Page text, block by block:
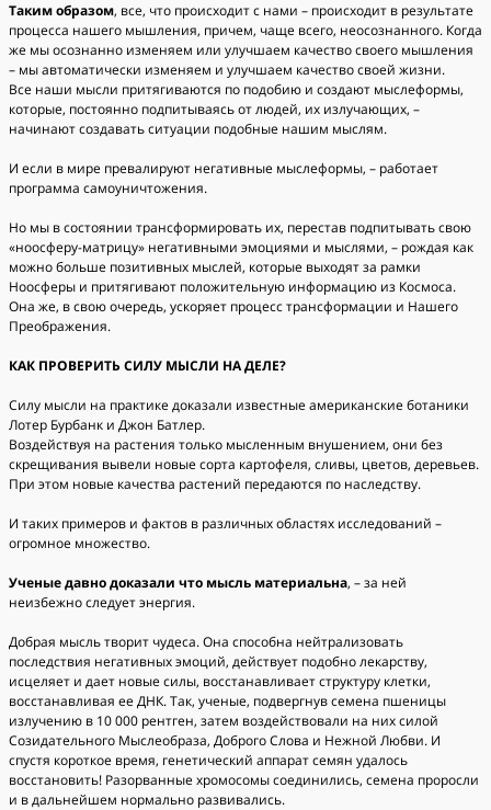
Таким образом, все, что происходит с нами – происходит в результате
процесса нашего мышления, причем, чаще всего, неосознанного. Когда
же мы осознанно изменяем или улучшаем качество своего мышления
– мы автоматически изменяем и улучшаем качество своей жизни.
Все наши мысли притягиваются по подобию и создают мыслеформы,
которые, постоянно подпитываясь от людей, их излучающих, –
начинают создавать ситуации подобные нашим мыслям.
И если в мире превалируют негативные мыслеформы, – работает
программа самоуничтожения.
Но мы в состоянии трансформировать их, перестав подпитывать свою
«ноосферу-матрицу» негативными эмоциями и мыслями, – рождая как
можно больше позитивных мыслей, которые выходят за рамки
Ноосферы и притягивают положительную информацию из Космоса.
Она же, в свою очередь, ускоряет процесс трансформации и Нашего
Преображения.
КАК ПРОВЕРИТЬ СИЛУ МЫСЛИ НА ДЕЛЕ?
Силу мысли на практике доказали известные американские ботаники
Лотер Бурбанк и Джон Батлер.
Воздействуя на растения только мысленным внушением, они без
скрещивания вывели новые сорта картофеля, сливы, цветов, деревьев.
При этом новые качества растений передаются по наследству.
И таких примеров и фактов в различных областях исследований –
огромное множество.
Ученые давно доказали что мысль материальна, – за ней
неизбежно следует энергия.
Добрая мысль творит чудеса. Она способна нейтрализовать
последствия негативных эмоций, действует подобно лекарству,
исцеляет и дает новые силы, восстанавливает структуру клетки,
восстанавливая ее ДНК. Так, ученые, подвергнув семена пшеницы
излучению в 10 000 рентген, затем воздействовали на них силой
Созидательного Мыслеобраза, Доброго Слова и Нежной Любви. И
спустя короткое время, генетический аппарат семян удалось
восстановить! Разорванные хромосомы соединились, семена проросли
и в дальнейшем нормально развивались.